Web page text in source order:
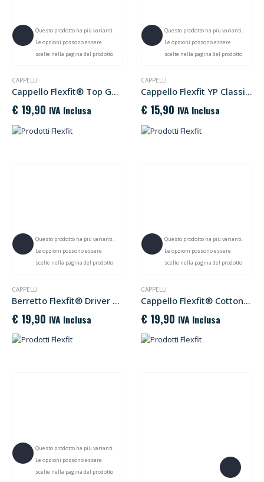
Questo prodotto ha più varianti.
Le opzioni possono essere
scelte nella pagina del prodotto
CAPPELLI
Cappello Flexfit® Top Gun Ripstop Cap
€ 19,90 IVA Inclusa
Questo prodotto ha più varianti.
Le opzioni possono essere
scelte nella pagina del prodotto
CAPPELLI
Cappello Flexfit YP Classics® Jockey Cap
€ 15,90 IVA Inclusa
Questo prodotto ha più varianti.
Le opzioni possono essere
scelte nella pagina del prodotto
CAPPELLI
Berretto Flexfit® Driver Cap
€ 19,90 IVA Inclusa
Questo prodotto ha più varianti.
Le opzioni possono essere
scelte nella pagina del prodotto
CAPPELLI
Cappello Flexfit® Cotton Twill Dad Cap
€ 19,90 IVA Inclusa
Questo prodotto ha più varianti.
Le opzioni possono essere
scelte nella pagina del prodotto